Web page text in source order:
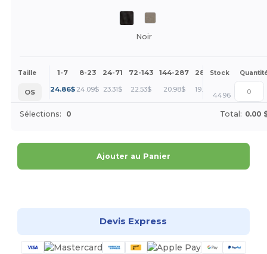
Noir
Taille 1-7 8-23 24-71 72-143 144-287 288 + Plus
Stock
OS 24.86$ 24.09$ 23.31$ 22.53$ 20.98$ 19.42 +
4496
Sélections: 0 Total: 0.00
Ajouter au Panier
Devis Express